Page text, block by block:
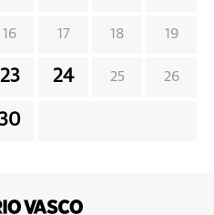
16 17 18 19
23 24 25 26